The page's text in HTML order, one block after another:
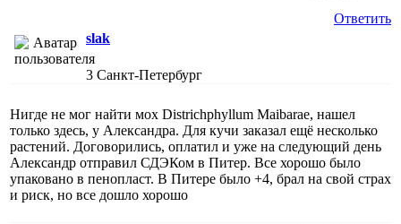
Ответить
slak
3 Санкт-Петербург
Нигде не мог найти мох Districhphyllum Maibarae, нашел
только здесь, у Александра. Для кучи заказал ещё несколько
растений. Договорились, оплатил и уже на следующий день
Александр отправил СДЭКом в Питер. Все хорошо было
упаковано в пенопласт. В Питере было +4, брал на свой страх
и риск, но все дошло хорошо